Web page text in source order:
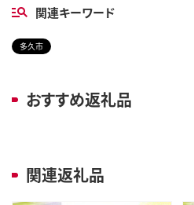
関連キーワード
多久市
おすすめ返礼品
関連返礼品